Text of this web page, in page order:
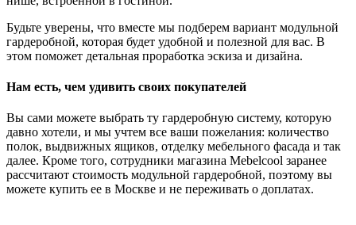
Будьте уверены, что вместе мы подберем вариант модульной
гардеробной, которая будет удобной и полезной для вас. В
этом поможет детальная проработка эскиза и дизайна.
Нам есть, чем удивить своих покупателей
Вы сами можете выбрать ту гардеробную систему, которую
давно хотели, и мы учтем все ваши пожелания: количество
полок, выдвижных ящиков, отделку мебельного фасада и так
далее. Кроме того, сотрудники магазина Mebelcool заранее
рассчитают стоимость модульной гардеробной, поэтому вы
можете купить ее в Москве и не переживать о доплатах.